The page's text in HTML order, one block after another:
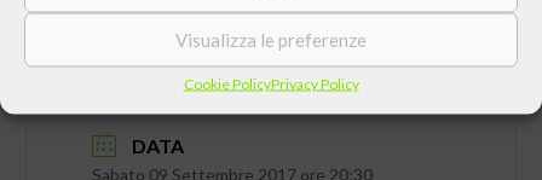
Visualizza le preferenze
Cookie PolicyPrivacy Policy
DATA
Sabato 09 Settembre 2017 ore 20:30